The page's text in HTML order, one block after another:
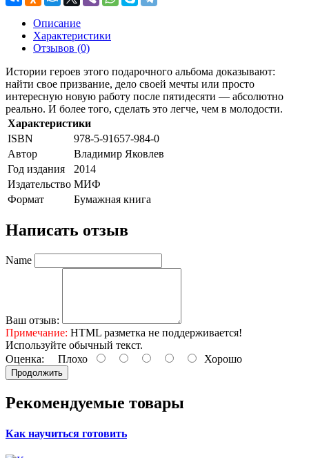
Описание
Характеристики
Отзывов (0)
Истории героев этого подарочного альбома доказывают:
найти свое призвание, дело своей мечты или просто
интересную новую работу после пятидесяти — абсолютно
реально. И более того, сделать это легче, чем в молодости.
Характеристики
ISBN
978-5-91657-984-0
Автор
Владимир Яковлев
Год издания
2014
Издательство МИФ
Формат
Бумажная книга
Написать отзыв
Name
Ваш отзыв:
Примечание: HTML разметка не поддерживается!
Используйте обычный текст.
Оценка: Плохо Хорошо
Продолжить
Рекомендуемые товары
Как научиться готовить